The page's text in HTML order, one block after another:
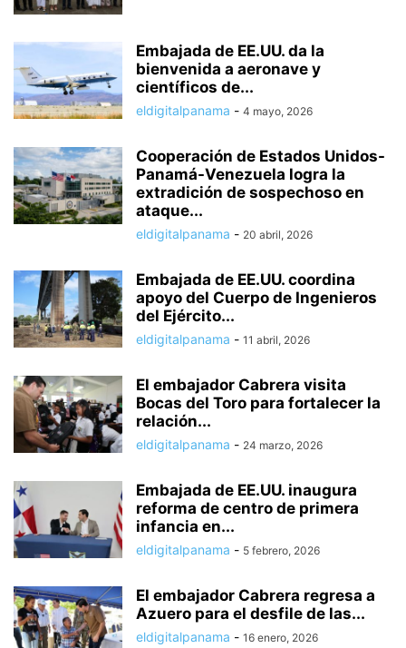
Embajada de EE.UU. da la
bienvenida a aeronave y
científicos de...
eldigitalpanama - 4 mayo, 2026
Cooperación de Estados Unidos-
Panamá-Venezuela logra la
extradición de sospechoso en
ataque...
eldigitalpanama - 20 abril, 2026
Embajada de EE.UU. coordina
apoyo del Cuerpo de Ingenieros
del Ejército...
eldigitalpanama - 11 abril, 2026
El embajador Cabrera visita
Bocas del Toro para fortalecer la
relación...
eldigitalpanama - 24 marzo, 2026
Embajada de EE.UU. inaugura
reforma de centro de primera
infancia en...
eldigitalpanama - 5 febrero, 2026
El embajador Cabrera regresa a
Azuero para el desfile de las...
eldigitalpanama - 16 enero, 2026